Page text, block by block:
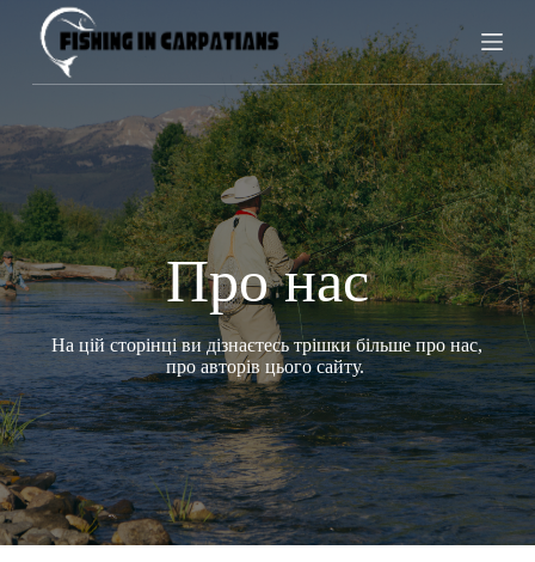
т
и
о
в
м
і
с
т
Про нас
На цій сторінці ви дізнаєтесь трішки більше про нас,
про авторів цього сайту.